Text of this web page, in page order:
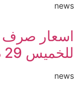
news
اسعار صرف
للخميس 29 ديسمبر 2022م
news